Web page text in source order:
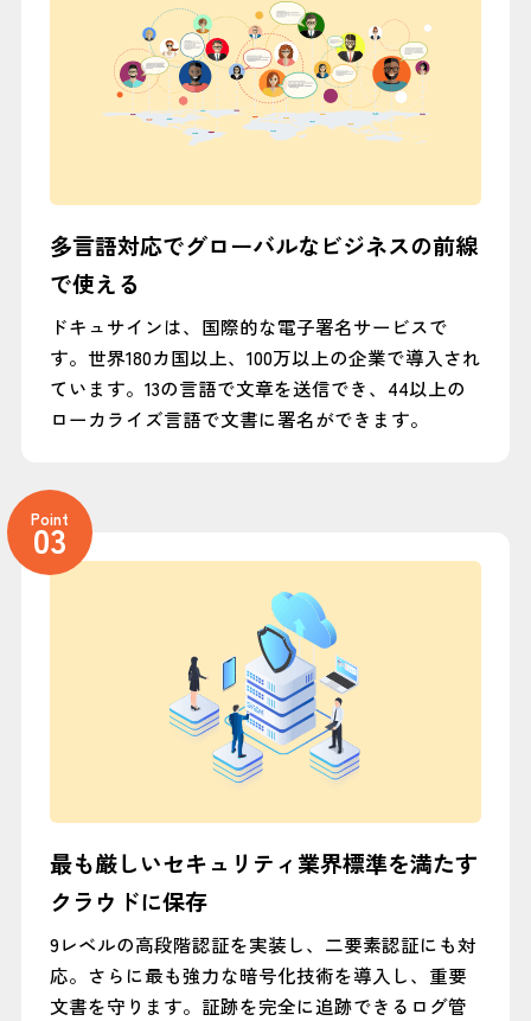
多言語対応でグローバルなビジネスの前線
で使える
ドキュサインは、国際的な電子署名サービスで
す。世界180カ国以上、100万以上の企業で導入され
ています。13の言語で文章を送信でき、44以上の
ローカライズ言語で文書に署名ができます。
最も厳しいセキュリティ業界標準を満たす
クラウドに保存
9レベルの高段階認証を実装し、二要素認証にも対
応。さらに最も強力な暗号化技術を導入し、重要
文書を守ります。証跡を完全に追跡できるログ管
Point
03